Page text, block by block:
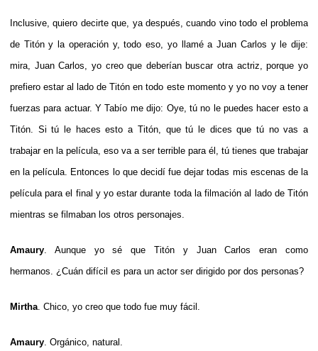
Inclusive, quiero decirte que, ya después, cuando vino todo el problema
de Titón y la operación y, todo eso, yo llamé a Juan Carlos y le dije:
mira, Juan Carlos, yo creo que deberían buscar otra actriz, porque yo
prefiero estar al lado de Titón en todo este momento y yo no voy a tener
fuerzas para actuar. Y Tabío me dijo: Oye, tú no le puedes hacer esto a
Titón. Si tú le haces esto a Titón, que tú le dices que tú no vas a
trabajar en la película, eso va a ser terrible para él, tú tienes que trabajar
en la película. Entonces lo que decidí fue dejar todas mis escenas de la
película para el final y yo estar durante toda la filmación al lado de Titón
mientras se filmaban los otros personajes.
Amaury . Aunque yo sé que Titón y Juan Carlos eran como
hermanos. ¿Cuán difícil es para un actor ser dirigido por dos personas?
Mirtha . Chico, yo creo que todo fue muy fácil.
Amaury . Orgánico, natural.